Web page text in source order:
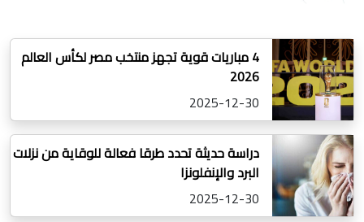
4 مباريات قوية تجهز منتخب مصر لكأس العالم
2026
2025-12-30
دراسة حديثة تحدد طرقا فعالة للوقاية من نزلات
البرد والإنفلونزا
2025-12-30